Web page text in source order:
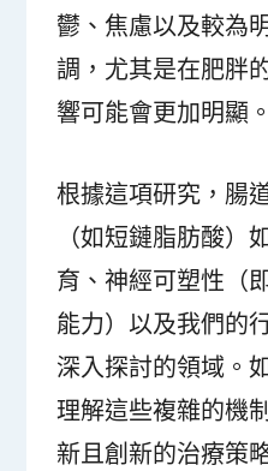
鬱、焦慮以及較為
調，尤其是在肥胖
響可能會更加明顯。
根據這項研究，腸
（如短鏈脂肪酸）
育、神經可塑性（
能力）以及我們的
深入探討的領域。
理解這些複雜的機
新且創新的治療策